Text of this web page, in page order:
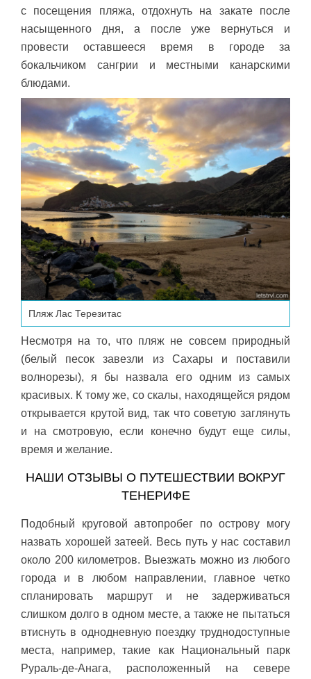
с посещения пляжа, отдохнуть на закате после
насыщенного дня, а после уже вернуться и
провести оставшееся время в городе за
бокальчиком сангрии и местными канарскими
блюдами.
Пляж Лас Терезитас
Несмотря на то, что пляж не совсем природный
(белый песок завезли из Сахары и поставили
волнорезы), я бы назвала его одним из самых
красивых. К тому же, со скалы, находящейся рядом
открывается крутой вид, так что советую заглянуть
и на смотровую, если конечно будут еще силы,
время и желание.
НАШИ ОТЗЫВЫ О ПУТЕШЕСТВИИ ВОКРУГ
ТЕНЕРИФЕ
Подобный круговой автопробег по острову могу
назвать хорошей затеей. Весь путь у нас составил
около 200 километров. Выезжать можно из любого
города и в любом направлении, главное четко
спланировать маршрут и не задерживаться
слишком долго в одном месте, а также не пытаться
втиснуть в однодневную поездку труднодоступные
места, например, такие как Национальный парк
Рураль-де-Анага, расположенный на севере